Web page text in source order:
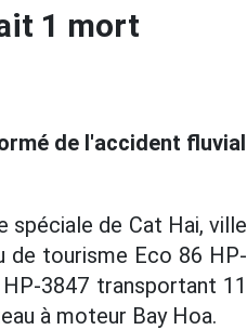
1 mort
de l'accident fluvial
spéciale de Cat Hai, ville
de tourisme Eco 86 HP-
3847 transportant 11
à moteur Bay Hoa.